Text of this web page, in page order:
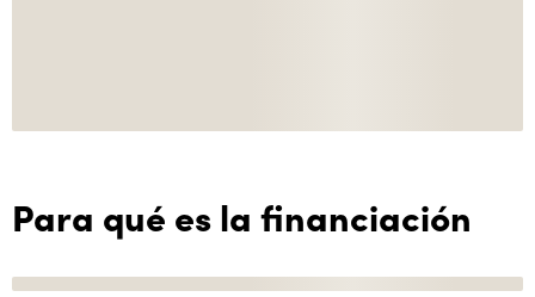
Para qué es la financiación